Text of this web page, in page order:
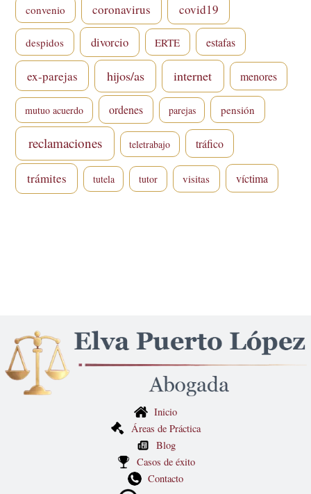
convenio coronavirus covid19
despidos divorcio ERTE estafas
ex-parejas hijos/as internet menores
mutuo acuerdo ordenes parejas pensión
reclamaciones teletrabajo tráfico
trámites tutela tutor visitas víctima
Inicio
Áreas de Práctica
Blog
Casos de éxito
Contacto